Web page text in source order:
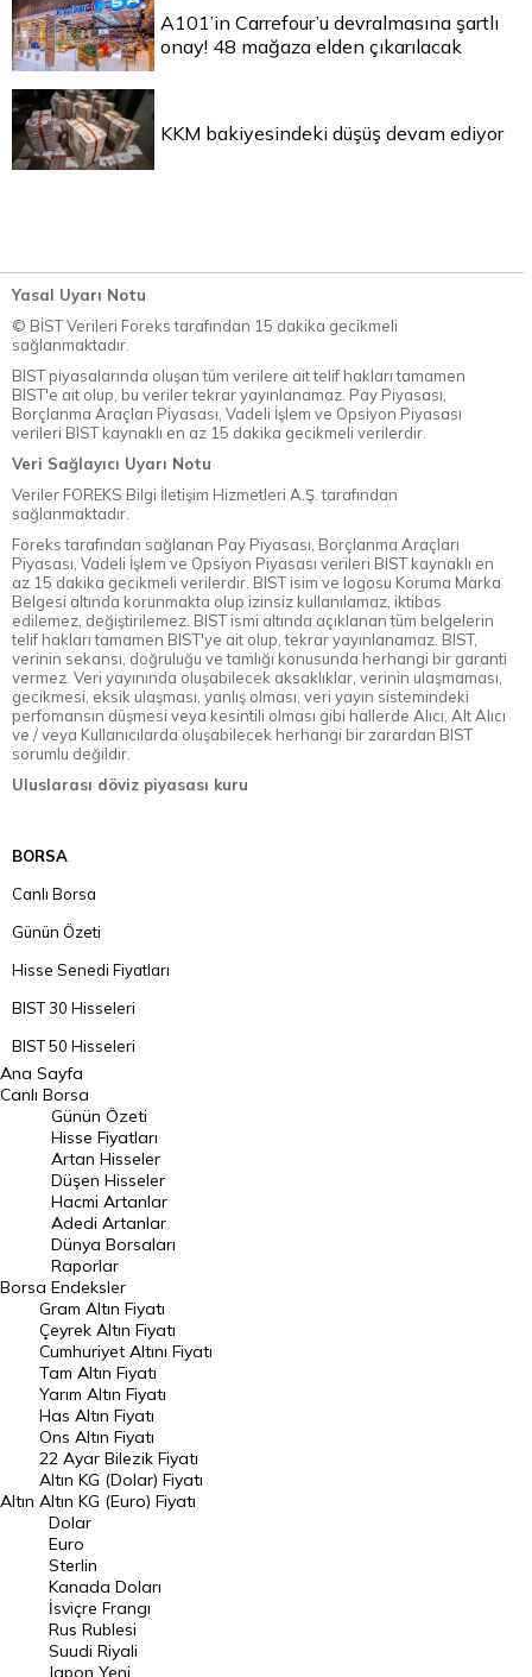
A101’in Carrefour’u devralmasına şartlı
onay! 48 mağaza elden çıkarılacak
KKM bakiyesindeki düşüş devam ediyor
Yasal Uyarı Notu
© BİST Verileri Foreks tarafından 15 dakika gecikmeli
sağlanmaktadır.
BIST piyasalarında oluşan tüm verilere ait telif hakları tamamen
BIST'e ait olup, bu veriler tekrar yayınlanamaz. Pay Piyasası,
Borçlanma Araçları Piyasası, Vadeli İşlem ve Opsiyon Piyasası
verileri BIST kaynaklı en az 15 dakika gecikmeli verilerdir.
Veri Sağlayıcı Uyarı Notu
Veriler FOREKS Bilgi İletişim Hizmetleri A.Ş. tarafından
sağlanmaktadır.
Foreks tarafından sağlanan Pay Piyasası, Borçlanma Araçları
Piyasası, Vadeli İşlem ve Opsiyon Piyasası verileri BIST kaynaklı en
az 15 dakika gecikmeli verilerdir. BIST isim ve logosu Koruma Marka
Belgesi altında korunmakta olup izinsiz kullanılamaz, iktibas
edilemez, değiştirilemez. BIST ismi altında açıklanan tüm belgelerin
telif hakları tamamen BIST'ye ait olup, tekrar yayınlanamaz. BIST,
verinin sekansı, doğruluğu ve tamlığı konusunda herhangi bir garanti
vermez. Veri yayınında oluşabilecek aksaklıklar, verinin ulaşmaması,
gecikmesi, eksik ulaşması, yanlış olması, veri yayın sistemindeki
perfomansın düşmesi veya kesintili olması gibi hallerde Alıcı, Alt Alıcı
ve / veya Kullanıcılarda oluşabilecek herhangi bir zarardan BIST
sorumlu değildir.
Uluslarası döviz piyasası kuru
BORSA
Canlı Borsa
Günün Özeti
Hisse Senedi Fiyatları
BIST 30 Hisseleri
BIST 50 Hisseleri
BIST 100 Hisseleri
En Çok Artan Hisseler
En Çok Düşen Hisseler
Hacmi Artanlar
Geçmiş Kapanışlar
Dünya Borsaları
Raporlar
Endeksler
DÖVİZ
Döviz Kuru
Dolar Kuru
Euro Kuru
Pound Kuru
Frank Kuru
Riyal Kuru
Avustralya Doları
Ana Sayfa
Canlı Borsa
Borsa
Günün Özeti
Hisse Fiyatları
Artan Hisseler
Düşen Hisseler
Hacmi Artanlar
Adedi Artanlar
Dünya Borsaları
Raporlar
Endeksler
Altın
Gram Altın Fiyatı
Çeyrek Altın Fiyatı
Cumhuriyet Altını Fiyatı
Tam Altın Fiyatı
Yarım Altın Fiyatı
Has Altın Fiyatı
Ons Altın Fiyatı
22 Ayar Bilezik Fiyatı
Altın KG (Dolar) Fiyatı
Altın KG (Euro) Fiyatı
Dolar
Euro
Sterlin
Kanada Doları
İsviçre Frangı
Rus Rublesi
Suudi Riyali
Japon Yeni